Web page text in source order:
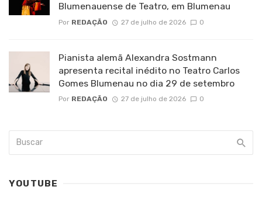
Blumenauense de Teatro, em Blumenau
Por REDAÇÃO 27 de julho de 2026 0
Pianista alemã Alexandra Sostmann
apresenta recital inédito no Teatro Carlos
Gomes Blumenau no dia 29 de setembro
Por REDAÇÃO 27 de julho de 2026 0
YOUTUBE